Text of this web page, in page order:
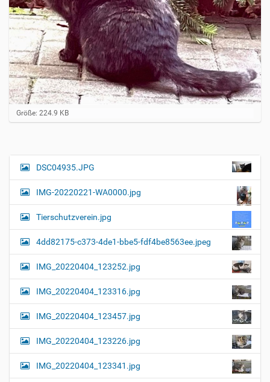
Z
e
e
i
l
r
e
…
Größe: 224.9 KB
N
a
i
g
a
t
i
o
n
DSC04935.JPG
IMG-20220221-WA0000.jpg
Tierschutzverein.jpg
4dd82175-c373-4de1-bbe5-fdf4be8563ee.jpeg
IMG_20220404_123252.jpg
IMG_20220404_123316.jpg
IMG_20220404_123457.jpg
IMG_20220404_123226.jpg
IMG_20220404_123341.jpg